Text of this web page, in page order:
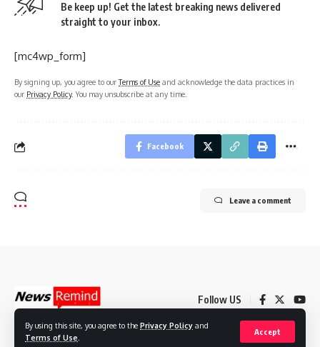
By using this site, you agree to the Privacy Policy and
Terms of Use
Accept
Be keep up! Get the latest breaking news delivered
straight to your inbox.
[mc4wp_form]
By signing up, you agree to ourTerms of Use and acknowledge the data practices in
our Privacy Policy. You may unsubscribe at any time.
Facebook
Leave a comment
Follow US
© 2022 Foxiz News Network. Ruby Design Company. All Rights Reserved.